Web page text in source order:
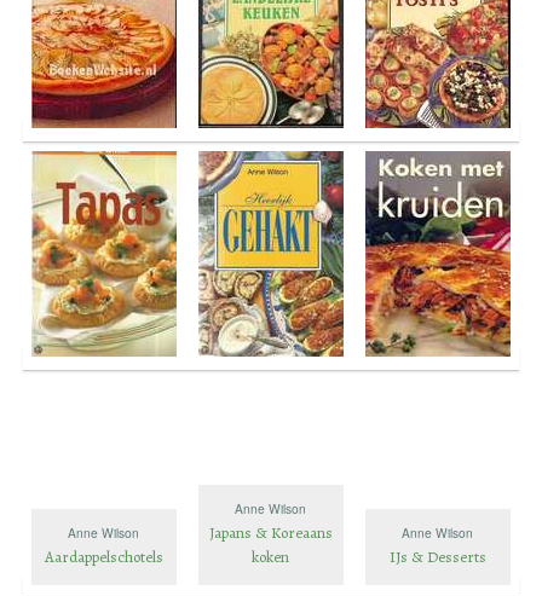
Anne Wilson
Aardappelschotels
Anne Wilson
Japans & Koreaans
koken
Anne Wilson
IJs & Desserts